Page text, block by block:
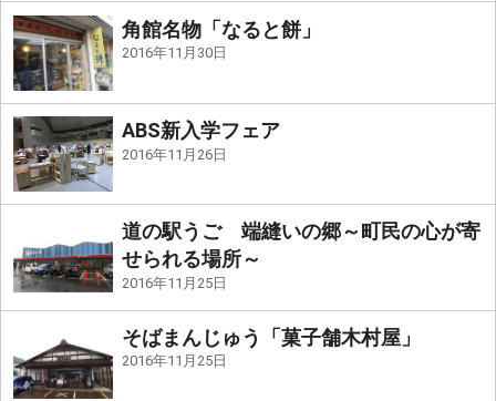
角館名物「なると餅」
2016年11月30日
ABS新入学フェア
2016年11月26日
道の駅うご 端縫いの郷～町民の心が寄
せられる場所～
2016年11月25日
そばまんじゅう「菓子舗木村屋」
2016年11月25日